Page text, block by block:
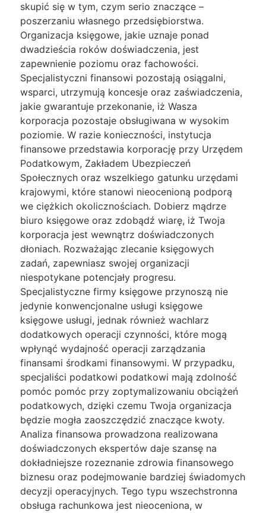
skupić się w tym, czym serio znaczące –
poszerzaniu własnego przedsiębiorstwa.
Organizacja księgowe, jakie uznaje ponad
dwadzieścia roków doświadczenia, jest
zapewnienie poziomu oraz fachowości.
Specjalistyczni finansowi pozostają osiągalni,
wsparci, utrzymują koncesje oraz zaświadczenia,
jakie gwarantuje przekonanie, iż Wasza
korporacja pozostaje obsługiwana w wysokim
poziomie. W razie konieczności, instytucja
finansowe przedstawia korporację przy Urzędem
Podatkowym, Zakładem Ubezpieczeń
Społecznych oraz wszelkiego gatunku urzędami
krajowymi, które stanowi nieocenioną podporą
we ciężkich okolicznościach. Dobierz mądrze
biuro księgowe oraz zdobądź wiarę, iż Twoja
korporacja jest wewnątrz doświadczonych
dłoniach. Rozważając zlecanie księgowych
zadań, zapewniasz swojej organizacji
niespotykane potencjały progresu.
Specjalistyczne firmy księgowe przynoszą nie
jedynie konwencjonalne usługi księgowe
księgowe usługi, jednak również wachlarz
dodatkowych operacji czynności, które mogą
wpłynąć wydajność operacji zarządzania
finansami środkami finansowymi. W przypadku,
specjaliści podatkowi podatkowi mają zdolność
pomóc pomóc przy zoptymalizowaniu obciążeń
podatkowych, dzięki czemu Twoja organizacja
będzie mogła zaoszczędzić znaczące kwoty.
Analiza finansowa prowadzona realizowana
doświadczonych ekspertów daje szansę na
dokładniejsze rozeznanie zdrowia finansowego
biznesu oraz podejmowanie bardziej świadomych
decyzji operacyjnych. Tego typu wszechstronna
obsługa rachunkowa jest nieoceniona, w